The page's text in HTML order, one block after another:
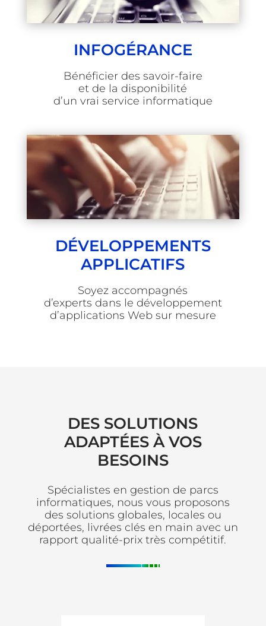
INFOGÉRANCE
Bénéficier des savoir-faire
et de la disponibilité
d’un vrai service informatique
DÉVELOPPEMENTS
APPLICATIFS
Soyez accompagnés
d’experts dans le développement
d’applications Web sur mesure
DES SOLUTIONS
ADAPTÉES À VOS
BESOINS
Spécialistes en gestion de parcs
informatiques, nous vous proposons
des solutions globales, locales ou
déportées, livrées clés en main avec un
rapport qualité-prix très compétitif.